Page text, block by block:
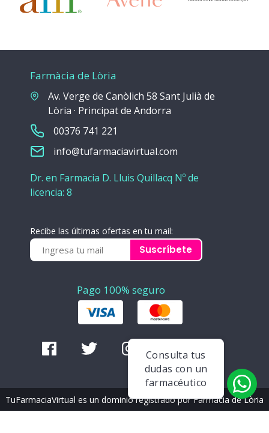
Consulta tus
dudas con un
farmacéutico
Farmàcia de Lòria
Av. Verge de Canòlich 58 Sant Julià de
Lòria · Principat de Andorra
00376 741 221
info@tufarmaciavirtual.com
Dr. en Farmacia D. Lluis Quillacq Nº de
licencia: 8
Recibe las últimas ofertas en tu mail:
Suscríbete
Pago 100% seguro
TuFarmaciaVirtual es un dominio registrado por Farmàcia de Lòria